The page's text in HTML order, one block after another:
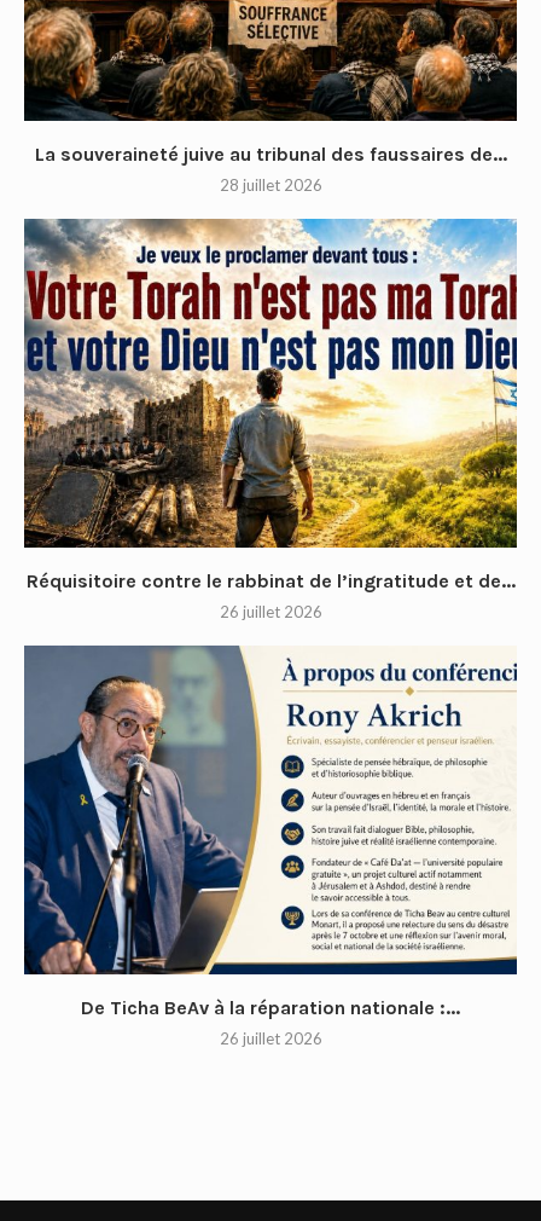
La souveraineté juive au tribunal des faussaires de...
28 juillet 2026
Réquisitoire contre le rabbinat de l’ingratitude et de...
26 juillet 2026
De Ticha BeAv à la réparation nationale :...
26 juillet 2026